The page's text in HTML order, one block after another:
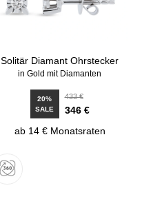
Solitär Diamant Ohrstecker
in Gold mit Diamanten
20%
SALE
433 €
346 €
ab 14 € Monatsraten